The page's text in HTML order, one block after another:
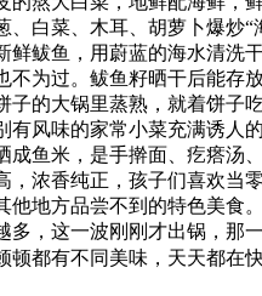
、白菜、木耳、胡萝卜爆炒
鲜鲅鱼，用蔚蓝的海水清洗
不为过。鲅鱼籽晒干后能存
子的大锅里蒸熟，就着饼子
风味的家常小菜充满诱人的
成鱼米，是手擀面、疙瘩汤
，浓香纯正，孩子们喜欢当
地方品尝不到的特色美食。
多，这一波刚刚才出锅，那
都有不同美味，天天都在快